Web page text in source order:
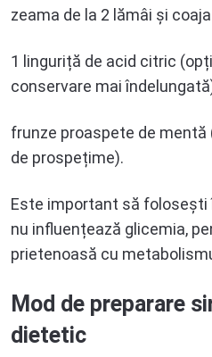
zeama de la 2 lămâi și
1 linguriță de acid citric
conservare mai
frunze proaspete de mentă
de prospețime).
Este important să folosești
nu influențează glicemia,
prietenoasă cu
Mod de preparare
dietetic